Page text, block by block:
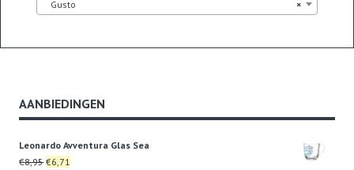
×
Gusto
AANBIEDINGEN
Leonardo Avventura Glas Sea
€8,95Oorspronkelijke
€6,71